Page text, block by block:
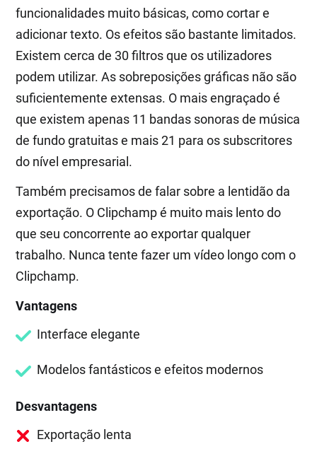
funcionalidades muito básicas, como cortar e
adicionar texto. Os efeitos são bastante limitados.
Existem cerca de 30 filtros que os utilizadores
podem utilizar. As sobreposições gráficas não são
suficientemente extensas. O mais engraçado é
que existem apenas 11 bandas sonoras de música
de fundo gratuitas e mais 21 para os subscritores
do nível empresarial.
Também precisamos de falar sobre a lentidão da
exportação. O Clipchamp é muito mais lento do
que seu concorrente ao exportar qualquer
trabalho. Nunca tente fazer um vídeo longo com o
Clipchamp.
Vantagens
Interface elegante
Modelos fantásticos e efeitos modernos
Desvantagens
Exportação lenta